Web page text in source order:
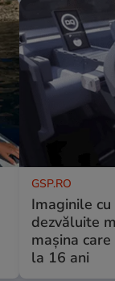
GSP.RO
Imaginile
dezvăluite
mașina
la 16 ani